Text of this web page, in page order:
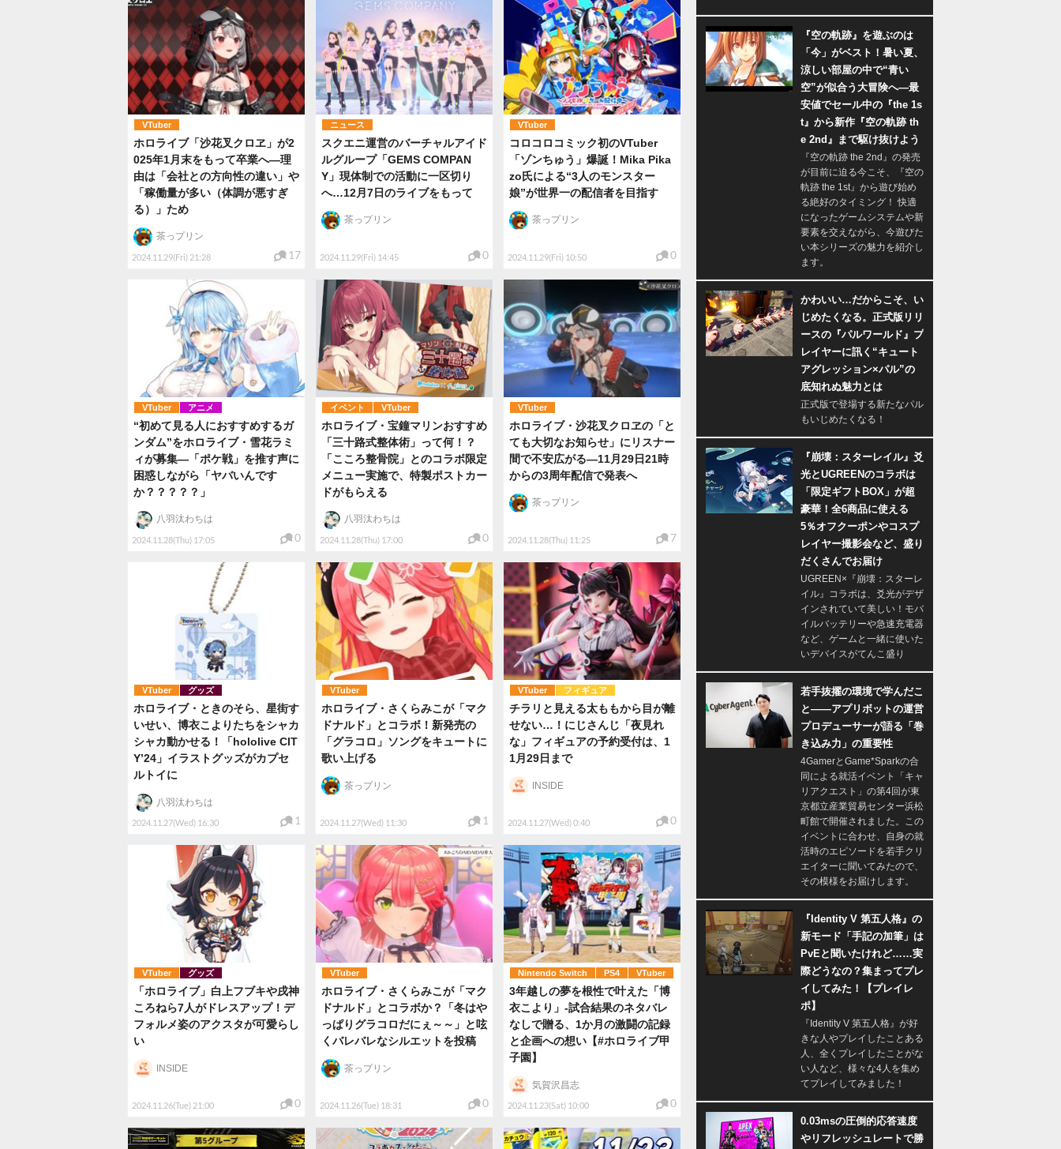
VTuber
ホロライブ「沙花叉クロヱ」が2
025年1月末をもって卒業へ―理
由は「会社との方向性の違い」や
「稼働量が多い（体調が悪すぎ
る）」ため
2024.11.29(Fri) 21:28
茶っプリン
17
ニュース
スクエニ運営のバーチャルアイド
ルグループ「GEMS COMPAN
Y」現体制での活動に一区切り
へ…12月7日のライブをもって
2024.11.29(Fri) 14:45
茶っプリン
0
VTuber
コロコロコミック初のVTuber
「ゾンちゅう」爆誕！Mika Pika
zo氏による“3人のモンスター
娘”が世界一の配信者を目指す
2024.11.29(Fri) 10:50
茶っプリン
0
VTuber アニメ
“初めて見る人におすすめするガ
ンダム”をホロライブ・雪花ラミ
ィが募集―「ポケ戦」を推す声に
困惑しながら「ヤバいんです
か？？？？？」
2024.11.28(Thu) 17:05
八羽汰わちは
0
イベント VTuber
ホロライブ・宝鐘マリンおすすめ
「三十路式整体術」って何！？
「こころ整骨院」とのコラボ限定
メニュー実施で、特製ポストカー
ドがもらえる
2024.11.28(Thu) 17:00
八羽汰わちは
0
VTuber
ホロライブ・沙花叉クロヱの「と
ても大切なお知らせ」にリスナー
間で不安広がる―11月29日21時
からの3周年配信で発表へ
2024.11.28(Thu) 11:25
茶っプリン
7
VTuber グッズ
ホロライブ・ときのそら、星街す
いせい、博衣こよりたちをシャカ
シャカ動かせる！「hololive CIT
Y’24」イラストグッズがカプセ
ルトイに
2024.11.27(Wed) 16:30
八羽汰わちは
1
VTuber
ホロライブ・さくらみこが「マク
ドナルド」とコラボ！新発売の
「グラコロ」ソングをキュートに
歌い上げる
2024.11.27(Wed) 11:30
茶っプリン
1
VTuber フィギュア
チラリと見える太ももから目が離
せない…！にじさんじ「夜見れ
な」フィギュアの予約受付は、1
1月29日まで
2024.11.27(Wed) 0:40
INSIDE
0
VTuber グッズ
「ホロライブ」白上フブキや戌神
ころねら7人がドレスアップ！デ
フォルメ姿のアクスタが可愛らし
い
2024.11.26(Tue) 21:00
INSIDE
0
VTuber
ホロライブ・さくらみこが「マク
ドナルド」とコラボか？「冬はや
っぱりグラコロだにぇ～～」と呟
くバレバレなシルエットを投稿
2024.11.26(Tue) 18:31
茶っプリン
0
Nintendo Switch PS4 VTuber
3年越しの夢を根性で叶えた「博
衣こより」-試合結果のネタバレ
なしで贈る、1か月の激闘の記録
と企画への想い【#ホロライブ甲
子園】
2024.11.23(Sat) 10:00
気賀沢昌志
0
『空の軌跡』を遊ぶのは
「今」がベスト！暑い夏、
涼しい部屋の中で“青い
空”が似合う大冒険へ―最
安値でセール中の『the 1s
t』から新作『空の軌跡 th
e 2nd』まで駆け抜けよう
『空の軌跡 the 2nd』の発売
が目前に迫る今こそ、『空の
軌跡 the 1st』から遊び始め
る絶好のタイミング！ 快適
になったゲームシステムや新
要素を交えながら、今遊びた
い本シリーズの魅力を紹介し
ます。
かわいい…だからこそ、い
じめたくなる。正式版リリ
ースの『パルワールド』プ
レイヤーに訊く“キュート
アグレッション×パル”の
底知れぬ魅力とは
正式版で登場する新たなパル
もいじめたくなる！
『崩壊：スターレイル』爻
光とUGREENのコラボは
「限定ギフトBOX」が超
豪華！全6商品に使える
5％オフクーポンやコスプ
レイヤー撮影会など、盛り
だくさんでお届け
UGREEN×『崩壊：スターレ
イル』コラボは、爻光がデザ
インされていて美しい！モバ
イルバッテリーや急速充電器
など、ゲームと一緒に使いた
いデバイスがてんこ盛り
若手抜擢の環境で学んだこ
と――アプリボットの運営
プロデューサーが語る「巻
き込み力」の重要性
4GamerとGame*Sparkの合
同による就活イベント「キャ
リアクエスト」の第4回が東
京都立産業貿易センター浜松
町館で開催されました。この
イベントに合わせ、自身の就
活時のエピソードを若手クリ
エイターに聞いてみたので、
その模様をお届けします。
『Identity V 第五人格』の
新モード「手記の加筆」は
PvEと聞いたけれど……実
際どうなの？集まってプレ
イしてみた！【プレイレ
ポ】
『Identity V 第五人格』が好
きな人やプレイしたことある
人、全くプレイしたことがな
い人など、様々な4人を集め
てプレイしてみました！
0.03msの圧倒的応答速度
やリフレッシュレートで勝